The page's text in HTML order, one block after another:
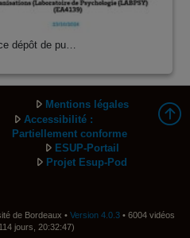
dépôt de pu…
Mentions légales
Accessibilité :
Partiellement conforme
ESUP-Portail
Projet Esup-Pod
de Bordeaux • Version 4.0.3• 6004 vidéos
jours, 20:32:47)